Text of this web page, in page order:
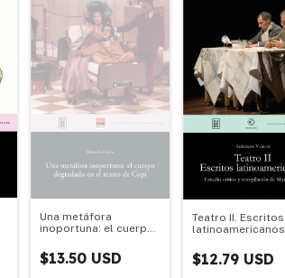
Una metáfora
inoportuna: el cuerpo
teatro de Copi
$13.50 USD
Teatro II. Escritos
latinoamericanos
$12.79 USD